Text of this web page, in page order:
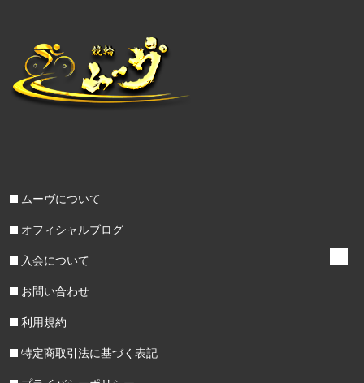
ムーヴについて
オフィシャルブログ
入会について
お問い合わせ
利用規約
特定商取引法に基づく表記